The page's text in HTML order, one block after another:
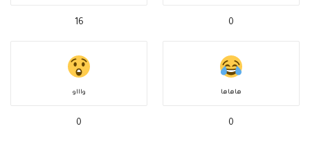
0
16
هاهاها
0
واااو
0